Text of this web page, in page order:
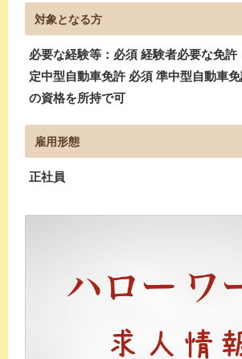
対象となる方
必要な経験等：必須 経験者必要な免
定中型自動車免許 必須 準中型自動車
の資格を所持で可
雇用形態
正社員